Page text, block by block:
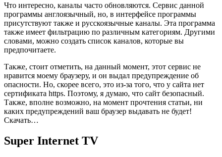
Что интересно, каналы часто обновляются. Сервис данной
программы англоязычный, но, в интерфейсе программы
присутствуют также и русскоязычные каналы. Эта программа
также имеет фильтрацию по различным категориям. Другими
словами, можно создать список каналов, которые вы
предпочитаете.
Также, стоит отметить, на данный момент, этот сервис не
нравится моему браузеру, и он выдал предупреждение об
опасности. Но, скорее всего, это из-за того, что у сайта нет
сертификата https. Поэтому, я думаю, что сайт безопасный.
Также, вполне возможно, на момент прочтения статьи, ни
каких предупреждений ваш браузер выдавать не будет!
Скачать…
Super Internet TV